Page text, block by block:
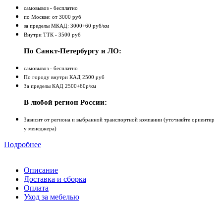
самовывоз - бесплатно
по Москве: от 3000 руб
за пределы МКАД: 3000+60 руб/км
Внутри ТТК - 3500 руб
По Санкт-Петербургу и ЛО:
самовывоз - бесплатно
По городу внутри КАД 2500 руб
За пределы КАД 2500+60р/км
В любой регион России:
Зависит от региона и выбранной транспортной компании (уточняйте ориентир
у менеджера)
Подробнее
Описание
Доставка и сборка
Оплата
Уход за мебелью